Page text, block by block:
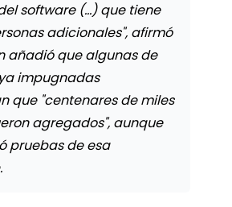
software (...) que tiene
adicionales", afirmó
añadió que algunas de
impugnadas
que "centenares de miles
agregados", aunque
pruebas de esa